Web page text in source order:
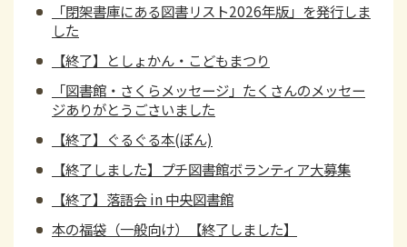
「閉架書庫にある図書リスト2026年版」を発行しま
した
【終了】としょかん・こどもまつり
「図書館・さくらメッセージ」たくさんのメッセー
ジありがとうごさいました
【終了】ぐるぐる本(ぽん)
【終了しました】プチ図書館ボランティア大募集
【終了】落語会 in 中央図書館
本の福袋（一般向け）【終了しました】